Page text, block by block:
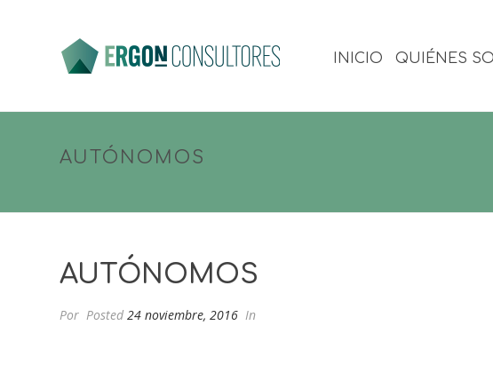
INICIO QUIÉNES
AUTÓNOMOS
AUTÓNOMOS
Por Posted 24 noviembre, 2016 In